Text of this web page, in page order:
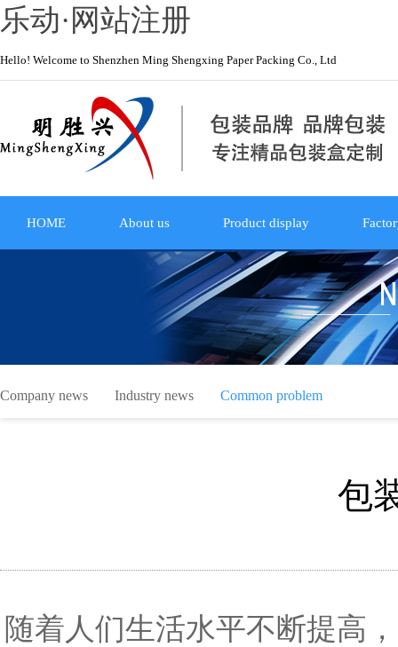
乐动·网站注册
Hello! Welcome to Shenzhen Ming Shengxing Paper Packing Co., Ltd
HOME About us Product display
Company news Industry news Common problem
包
随着人们生活水平不断提高